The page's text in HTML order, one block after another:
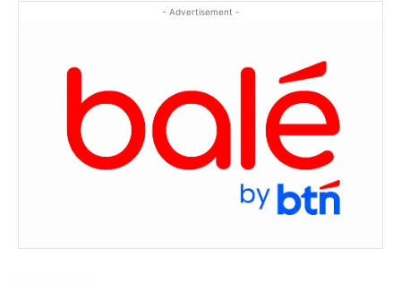
- Advertisement -